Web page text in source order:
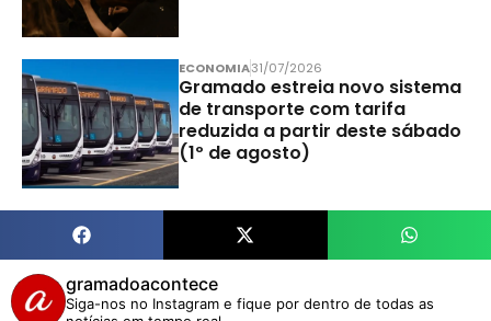
ECONOMIA31/07/2026
Gramado estreia novo sistema
de transporte com tarifa
reduzida a partir deste sábado
(1º de agosto)
gramadoacontece
Siga-nos no Instagram e fique por dentro de todas as